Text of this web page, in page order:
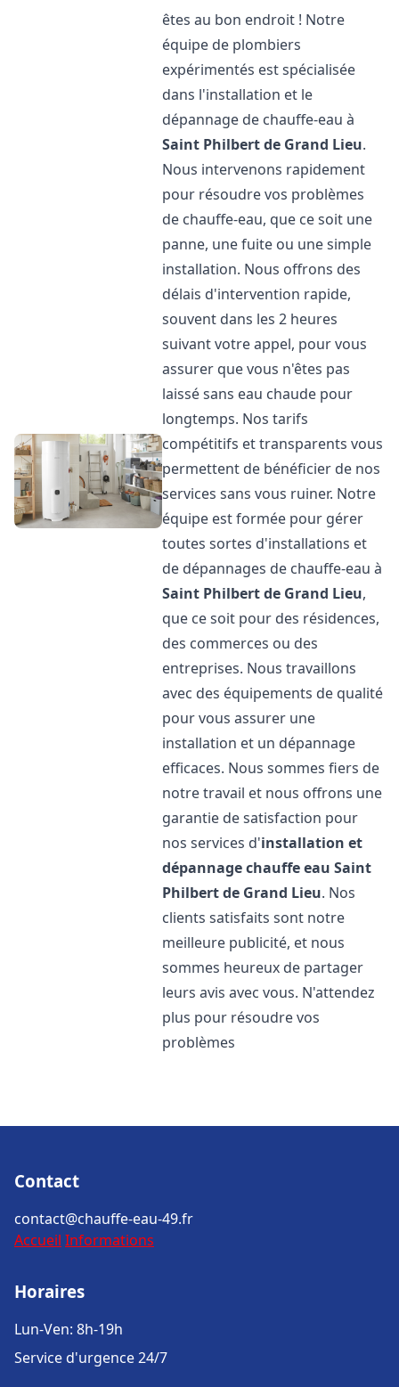
êtes au bon endroit ! Notre
équipe de plombiers
expérimentés est spécialisée
dans l'installation et le
dépannage de chauffe-eau à
Saint Philbert de Grand Lieu.
Nous intervenons rapidement
pour résoudre vos problèmes
de chauffe-eau, que ce soit une
panne, une fuite ou une simple
installation. Nous offrons des
délais d'intervention rapide,
souvent dans les 2 heures
suivant votre appel, pour vous
assurer que vous n'êtes pas
laissé sans eau chaude pour
longtemps. Nos tarifs
compétitifs et transparents vous
permettent de bénéficier de nos
services sans vous ruiner. Notre
équipe est formée pour gérer
toutes sortes d'installations et
de dépannages de chauffe-eau à
Saint Philbert de Grand Lieu,
que ce soit pour des résidences,
des commerces ou des
entreprises. Nous travaillons
avec des équipements de qualité
pour vous assurer une
installation et un dépannage
efficaces. Nous sommes fiers de
notre travail et nous offrons une
garantie de satisfaction pour
nos services d'installation et
dépannage chauffe eau Saint
Philbert de Grand Lieu. Nos
clients satisfaits sont notre
meilleure publicité, et nous
sommes heureux de partager
leurs avis avec vous. N'attendez
plus pour résoudre vos
problèmes
Contact
contact@chauffe-eau-49.fr
Accueil Informations
Horaires
Lun-Ven: 8h-19h
Service d'urgence 24/7